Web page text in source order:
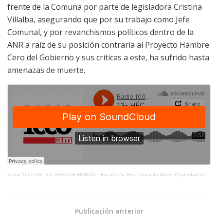
frente de la Comuna por parte de legisladora Cristina
Villalba, asegurando que por su trabajo como Jefe
Comunal, y por revanchismos políticos dentro de la
ANR a raíz de su posición contraria al Proyecto Hambre
Cero del Gobierno y sus críticas a este, ha sufrido hasta
amenazas de muerte.
Radio 1000 AM · 13- HÉCTOR MORÁN – Fiscalía No Hizo Consulta Sobre Propiedad Donde Funcionaba Criptominería
Publicación anterior